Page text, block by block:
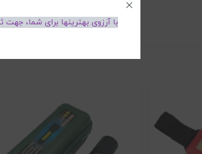
با آرزوی بهترینها برای شما،